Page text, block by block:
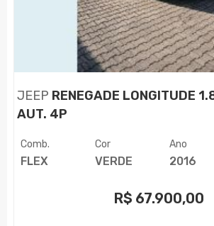
JEEP RENEGADE LONGITUDE
AUT. 4P
Comb.
FLEX
Cor
VERDE
Ano
2016
R$ 67.900,00